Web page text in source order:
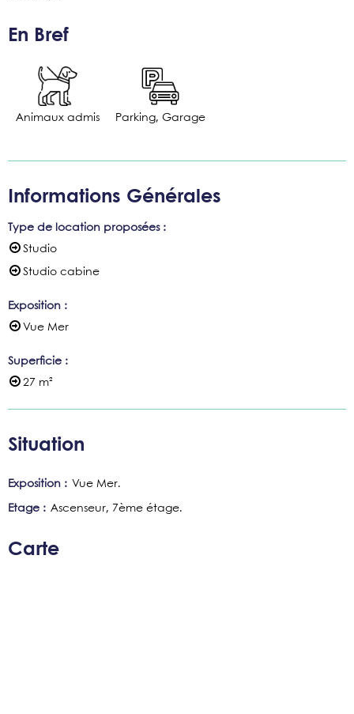
En Bref
Animaux admis Parking, Garage
Informations Générales
Type de location proposées :
Studio
Studio cabine
Exposition :
Vue Mer
Superficie :
27 m²
Situation
Exposition : Vue Mer
Etage : Ascenseur 7ème étage
Carte